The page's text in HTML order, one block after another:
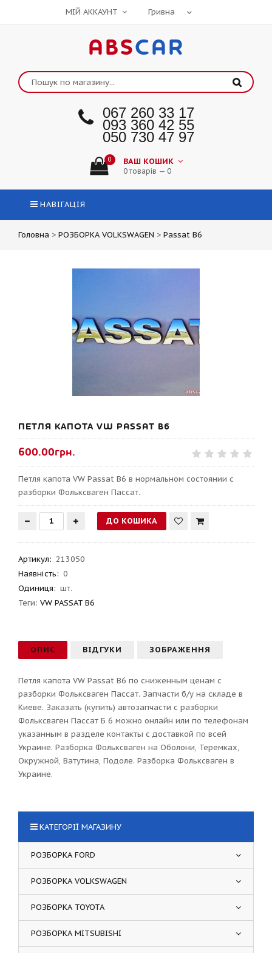
МІЙ АККАУНТ
ABSCAR
067 260 33 17
093 360 42 55
050 730 47 97
0 ВАШ КОШИК
0 товарів — 0
НАВІГАЦІЯ
Головна > РОЗБОРКА VOLKSWAGEN > Passat B6
ПЕТЛЯ КАПОТА VW PASSAT B6
600.00грн.
Петля капота VW Passat B6 в нормальном состоянии с
разборки Фольксваген Пассат.
Артикул: 213050
Наявність: 0
Одиниця: шт.
Теги: VW PASSAT B6
ОПИС ВІДГУКИ ЗОБРАЖЕННЯ
Петля капота VW Passat B6 по сниженным ценам с
разборки Фольксваген Пассат. Запчасти б/у на складе в
Киеве. Заказать (купить) автозапчасти с разборки
Фольксваген Пассат Б 6 можно онлайн или по телефонам
указанным в разделе контакты с доставкой по всей
Украине. Разборка Фольксваген на Оболони, Теремках,
Окружной, Ватутина, Подоле. Разборка Фольксваген в
Украине.
КАТЕГОРІЇ МАГАЗИНУ
РОЗБОРКА FORD
РОЗБОРКА VOLKSWAGEN
РОЗБОРКА TOYOTA
РОЗБОРКА MITSUBISHI